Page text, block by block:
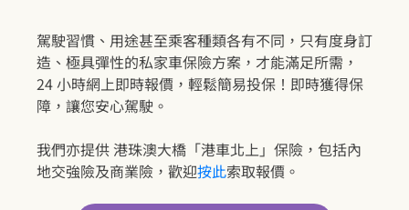
駕駛習慣、用途甚至乘客種類各有不同，只有度身訂
造、極具彈性的私家車保險方案，才能滿足所需，
24 小時網上即時報價，輕鬆簡易投保！即時獲得保
障，讓您安心駕駛。
我們亦提供 港珠澳大橋「港車北上」保險，包括內
地交強險及商業險，歡迎按此索取報價。